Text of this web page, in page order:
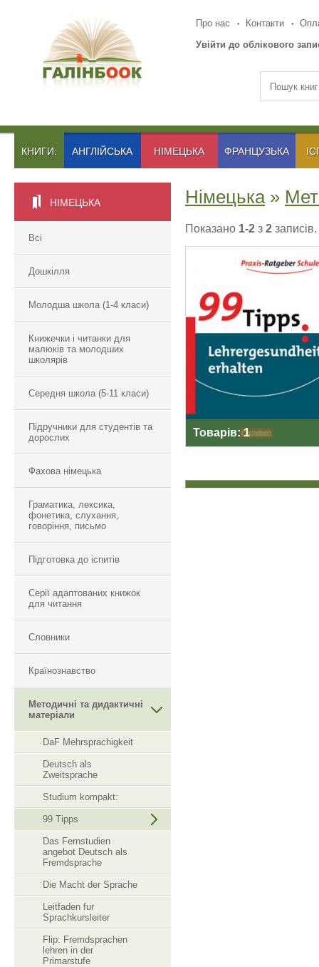
Про нас Контакти
Увійти до облікового
КНИГИ: АНГЛІЙСЬКА НІМЕЦЬКА ФРАНЦУЗЬКА
НІМЕЦЬКА
Всі
Дошкілля
Молодша школа (1-4 класи)
Книжечки і читанки для
малюків та молодших
школярів
Середня школа (5-11 класи)
Підручники для студентів та
дорослих
Фахова німецька
Граматика, лексика,
фонетика, слухання,
говоріння, письмо
Підготовка до іспитів
Серії адаптованих книжок
для читання
Словники
Країнознавство
Методичні та дидактичні
матеріали
DaF Mehrsprachigkeit
Deutsch als
Zweitsprache
Studium kompakt:
99 Tipps
Das Fernstudien
angebot Deutsch als
Fremdsprache
Die Macht der Sprache
Leitfaden fur
Sprachkursleiter
Flip: Fremdsprachen
lehren in der
Primarstufe
Німецька»
Показано 1-2 з 2 записів.
Товарів: 1
99 TIPPS:
ERHALTEN